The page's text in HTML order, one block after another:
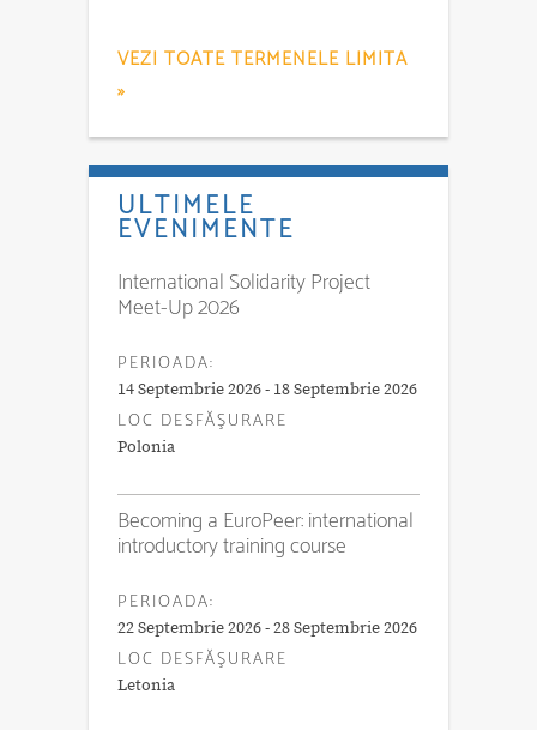
VEZI TOATE TERMENELE LIMITA
»
ULTIMELE
EVENIMENTE
International Solidarity Project
Meet-Up 2026
PERIOADA:
14 Septembrie 2026 - 18 Septembrie 2026
LOC DESFĂŞURARE
Polonia
Becoming a EuroPeer: international
introductory training course
PERIOADA:
22 Septembrie 2026 - 28 Septembrie 2026
LOC DESFĂŞURARE
Letonia